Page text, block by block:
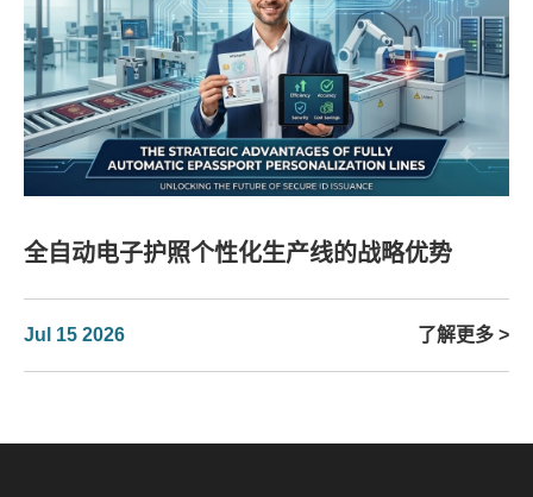
全自动电子护照个性化生产线的战略优势
Jul 15 2026 了解更多 >